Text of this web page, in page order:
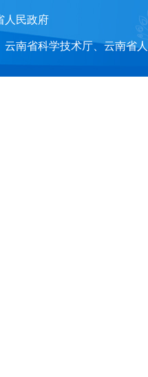
人民政府
南省科学技术厅、云南省